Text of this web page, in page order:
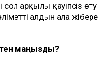
арқылы қауіпсіз өту
алдын ала жібере
маңызды?